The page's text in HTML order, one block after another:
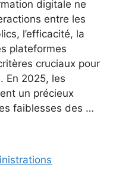
digitale ne
entre les
l’efficacité, la
plateformes
cruciaux pour
En 2025, les
un précieux
faiblesses des …